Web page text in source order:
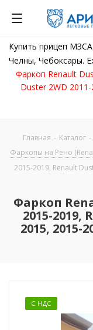
Купить прицеп
Челны, Чебоксары.
Фаркоп Renault
Duster 2WD
Главная - Каталог -
Фаркопы на Рено
2015-2019, Renault
Фаркоп
2015-2019,
2015, 2015-
С НДС